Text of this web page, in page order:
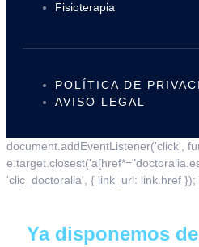
Fisioterapia
POLÍTICA DE
AVISO LEGAL
document.addEventListener('click',
'clic_doctoralia', { link_url: link.href });
Ya disponemos